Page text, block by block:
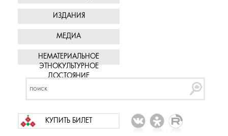
ИЗДАНИЯ
МЕДИА
НЕМАТЕРИАЛЬНОЕ
ЭТНОКУЛЬТУРНОЕ
ДОСТОЯНИЕ
КУПИТЬ БИЛЕТ